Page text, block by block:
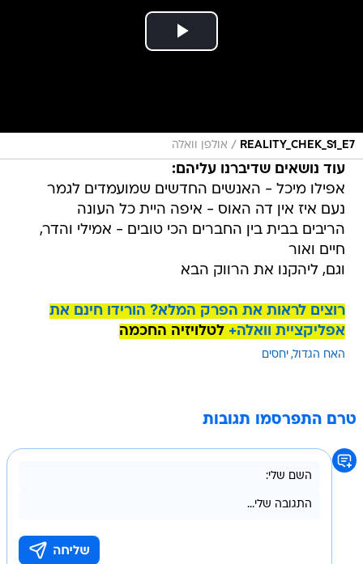
REALITY_CHEK_S1_E7
/ אולפן וואלה
עוד נושאים שדיברנו עליהם:
אפילו מיכל - האנשים החדשים שמועמדים לגמר
⁠נעם איז אין דה האוס - איפה היית כל העונה
הריבים בבית בין החברים הכי טובים - אמילי והדר,
חיים ואור
וגם, ליהקנו את הרווק הבא
רוצים לראות את הפרק המלא? הורידו חינם את
אפליקציית וואלה+ לטלויזיה החכמה
האח הגדול יחסים
טרם התפרסמו תגובות